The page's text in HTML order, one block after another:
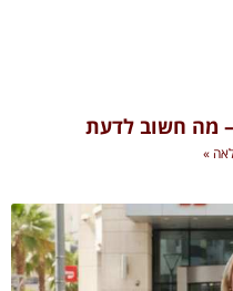
– מה חשוב לדעת
»